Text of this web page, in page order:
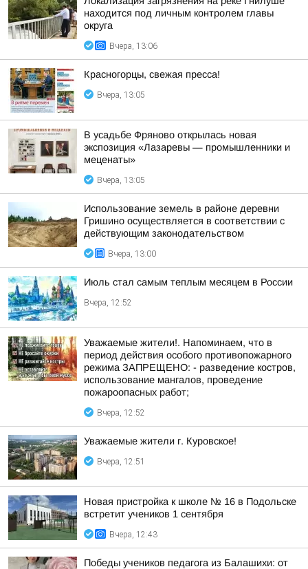
находится под личным контролем главы
округа
Вчера, 13:06
Красногорцы, свежая пресса!
Вчера, 13:05
В усадьбе Фряново открылась новая
экспозиция «Лазаревы — промышленники и
меценаты»
Вчера, 13:05
Использование земель в районе деревни
Гришино осуществляется в соответствии с
действующим законодательством
Вчера, 13:00
Июль стал самым теплым месяцем в России
Вчера, 12:52
Уважаемые жители!. Напоминаем, что в
период действия особого противопожарного
режима ЗАПРЕЩЕНО: - разведение костров,
использование мангалов, проведение
пожароопасных работ;
Вчера, 12:52
Уважаемые жители г. Куровское!
Вчера, 12:51
Новая пристройка к школе № 16 в Подольске
встретит учеников 1 сентября
Вчера, 12:43
Победы учеников педагога из Балашихи: от